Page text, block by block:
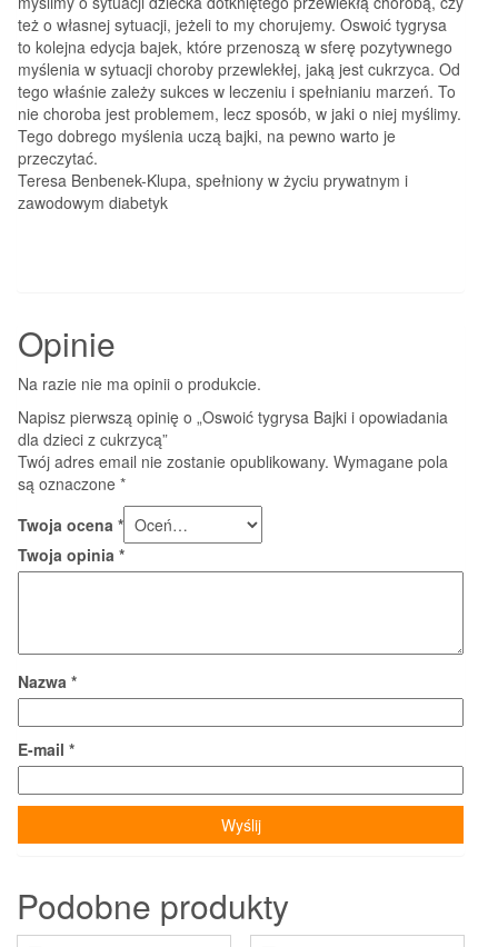
też o własnej sytuacji, jeżeli to my chorujemy. Oswoić tygrysa
to kolejna edycja bajek, które przenoszą w sferę pozytywnego
myślenia w sytuacji choroby przewlekłej, jaką jest cukrzyca. Od
tego właśnie zależy sukces w leczeniu i spełnianiu marzeń. To
nie choroba jest problemem, lecz sposób, w jaki o niej myślimy.
Tego dobrego myślenia uczą bajki, na pewno warto je
przeczytać.
Teresa Benbenek-Klupa, spełniony w życiu prywatnym i
zawodowym diabetyk
Opinie
Na razie nie ma opinii o produkcie.
Napisz pierwszą opinię o „Oswoić tygrysa Bajki i opowiadania
dla dzieci z cukrzycą”
Twój adres email nie zostanie opublikowany. Wymagane pola
są oznaczone *
Twoja ocena *
Twoja opinia *
Nazwa *
E-mail *
Podobne produkty